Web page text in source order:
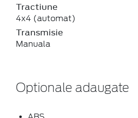
Tractiune
4x4 (automat)
Transmisie
Manuala
Optionale adaugate